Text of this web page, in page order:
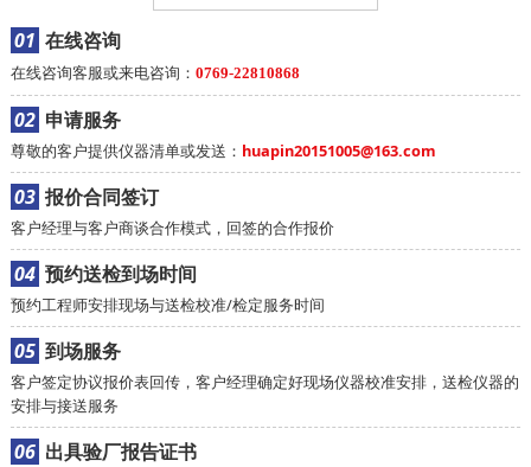
01 在线咨询
在线咨询客服或来电咨询： 0769-22810868
02 申请服务
尊敬的客户提供仪器清单或发送： huapin20151005@163.com
03 报价合同签订
客户经理与客户商谈合作模式，回签的合作报价
04 预约送检到场时间
预约工程师安排现场与送检校准/检定服务时间
05 到场服务
客户签定协议报价表回传，客户经理确定好现场仪器校准安排，送检仪器的
安排与接送服务
06 出具验厂报告证书